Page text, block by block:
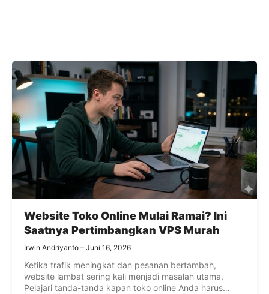
Website Toko Online Mulai Ramai? Ini
Saatnya Pertimbangkan VPS Murah
Irwin Andriyanto Juni 16, 2026
Ketika trafik meningkat dan pesanan bertambah,
website lambat sering kali menjadi masalah utama.
Pelajari tanda-tanda kapan toko online Anda harus